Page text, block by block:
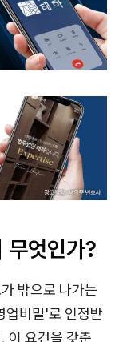
무엇인가?
밖으로 나가는
업비밀'로 인정받
이 요건을 갖춘